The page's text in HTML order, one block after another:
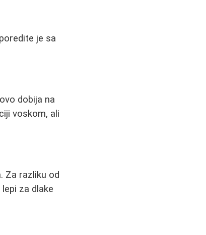
je sa
dobija na
voskom, ali
Za razliku od
za dlake